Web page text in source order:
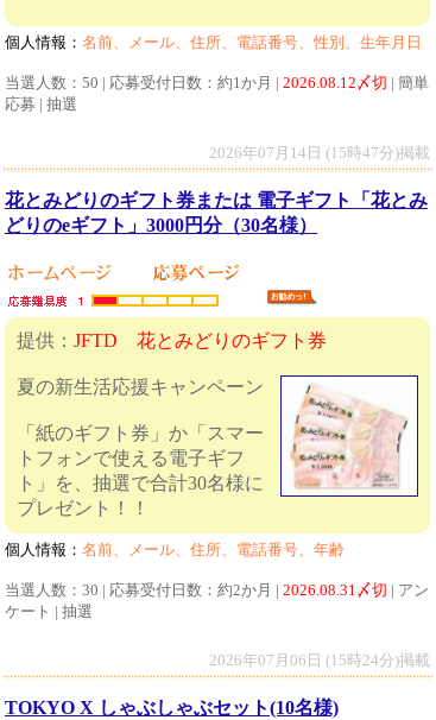
個人情報： 名前、メール、住所、電話番号、性別、生年月日
当選人数：50 | 応募受付日数：約1か月 | 2026.08.12〆切 | 簡単
応募 | 抽選
2026年07月14日 (15時47分)掲載
花とみどりのギフト券または 電子ギフト「花とみ
どりのeギフト」3000円分（30名様）
提供： JFTD 花とみどりのギフト券
夏の新生活応援キャンペーン
「紙のギフト券」か「スマー
トフォンで使える電子ギフ
ト」を、抽選で合計30名様に
プレゼント！！
個人情報： 名前、メール、住所、電話番号、年齢
当選人数：30 | 応募受付日数：約2か月 | 2026.08.31〆切 | アン
ケート | 抽選
2026年07月06日 (15時24分)掲載
TOKYO X しゃぶしゃぶセット(10名様)